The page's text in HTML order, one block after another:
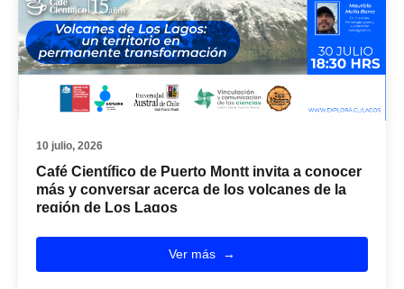
10 julio, 2026
Café Científico de Puerto Montt invita a conocer
más y conversar acerca de los volcanes de la
región de Los Lagos
Ver más